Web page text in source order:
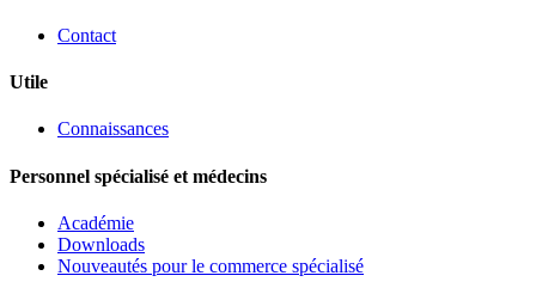
Contact
Utile
Connaissances
Personnel spécialisé et médecins
Académie
Downloads
Nouveautés pour le commerce spécialisé